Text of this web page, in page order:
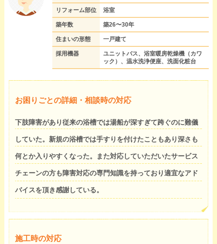
リフォーム部位 浴室
築年数 築26〜30年
住まいの形態 一戸建て
採用機器
ユニットバス、浴室暖房乾燥機（カワ
ック）、温水洗浄便座、洗面化粧台
お困りごとの詳細・相談時の対応
下肢障害があり従来の浴槽では湯船が深すぎて跨ぐのに難儀
していた。新規の浴槽では手すりを付けたこともあり深さも
何とか入りやすくなった。また対応していただいたサービス
チェーンの方も障害対応の専門知識を持っており適宜なアド
バイスを頂き感謝している。
施工時の対応